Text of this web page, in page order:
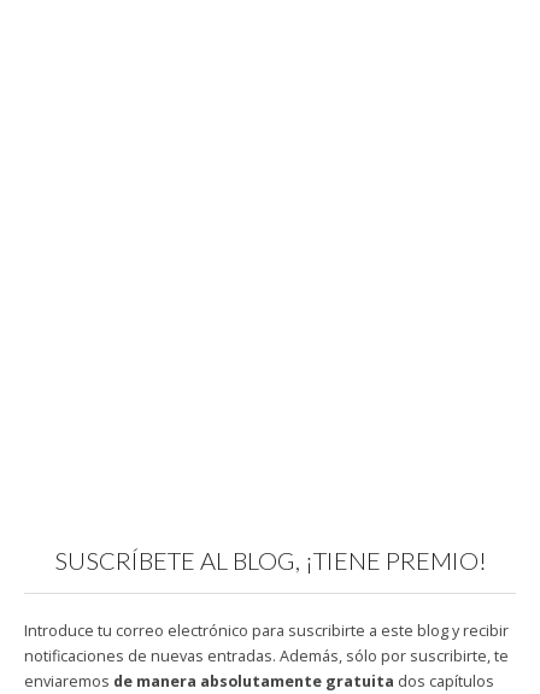
SUSCRÍBETE AL BLOG, ¡TIENE PREMIO!
Introduce tu correo electrónico para suscribirte a este blog y recibir
notificaciones de nuevas entradas. Además, sólo por suscribirte, te
enviaremos de manera absolutamente gratuita dos capítulos